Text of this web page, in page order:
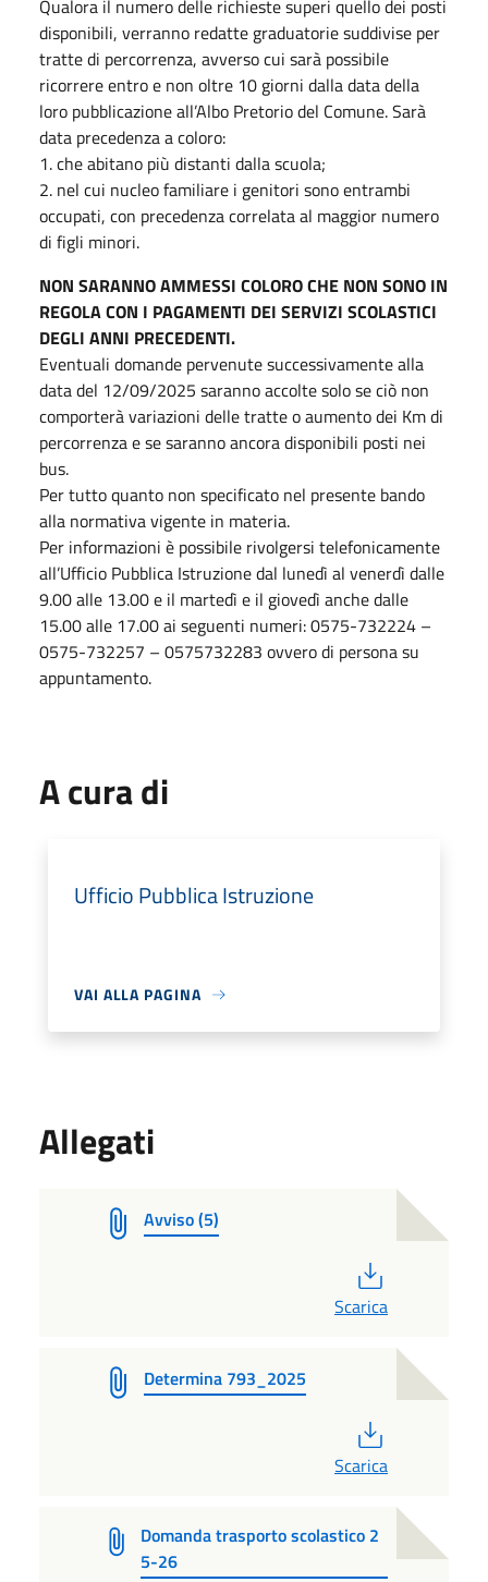
Qualora il numero delle richieste superi quello dei posti
disponibili, verranno redatte graduatorie suddivise per
tratte di percorrenza, avverso cui sarà possibile
ricorrere entro e non oltre 10 giorni dalla data della
loro pubblicazione all’Albo Pretorio del Comune. Sarà
data precedenza a coloro:
1. che abitano più distanti dalla scuola;
2. nel cui nucleo familiare i genitori sono entrambi
occupati, con precedenza correlata al maggior numero
di figli minori.
NON SARANNO AMMESSI COLORO CHE NON SONO IN
REGOLA CON I PAGAMENTI DEI SERVIZI SCOLASTICI
DEGLI ANNI PRECEDENTI.
Eventuali domande pervenute successivamente alla
data del 12/09/2025 saranno accolte solo se ciò non
comporterà variazioni delle tratte o aumento dei Km di
percorrenza e se saranno ancora disponibili posti nei
bus.
Per tutto quanto non specificato nel presente bando
alla normativa vigente in materia.
Per informazioni è possibile rivolgersi telefonicamente
all’Ufficio Pubblica Istruzione dal lunedì al venerdì dalle
9.00 alle 13.00 e il martedì e il giovedì anche dalle
15.00 alle 17.00 ai seguenti numeri: 0575-732224 –
0575-732257 – 0575732283 ovvero di persona su
appuntamento.
A cura di
Ufficio Pubblica Istruzione
VAI ALLA PAGINA
Allegati
Avviso (5)
Scarica
Determina 793_2025
Scarica
Domanda trasporto scolastico 2
5-26